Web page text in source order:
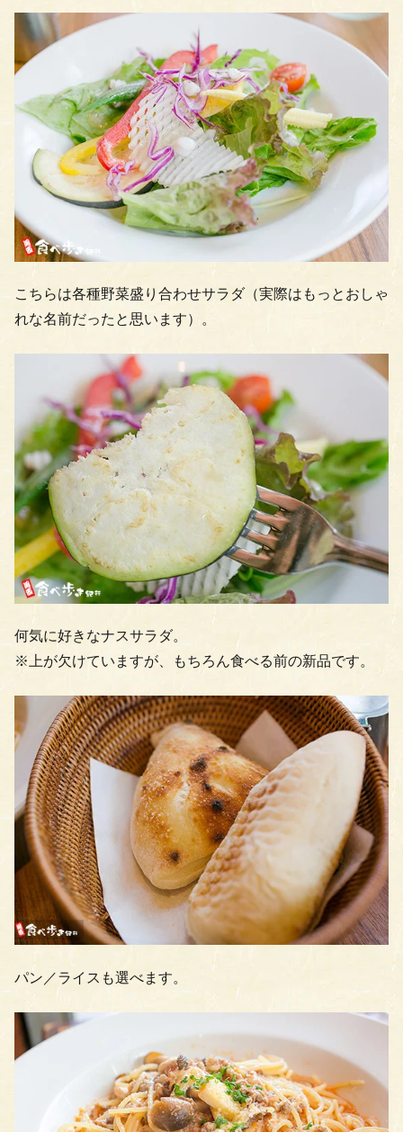
こちらは各種野菜盛り合わせサラダ（実際はもっとおしゃ
れな名前だったと思います）。
何気に好きなナスサラダ。
※上が欠けていますが、もちろん食べる前の新品です。
パン／ライスも選べます。